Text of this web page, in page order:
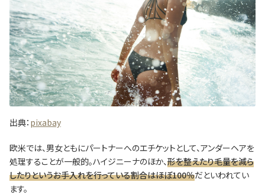
出典： pixabay
欧米では、男女ともにパートナーへのエチケットとして、アンダーヘアを
処理することが一般的。ハイジニーナのほか、形を整えたり毛量を減ら
したりというお手入れを行っている割合はほぼ100％だといわれてい
ます。